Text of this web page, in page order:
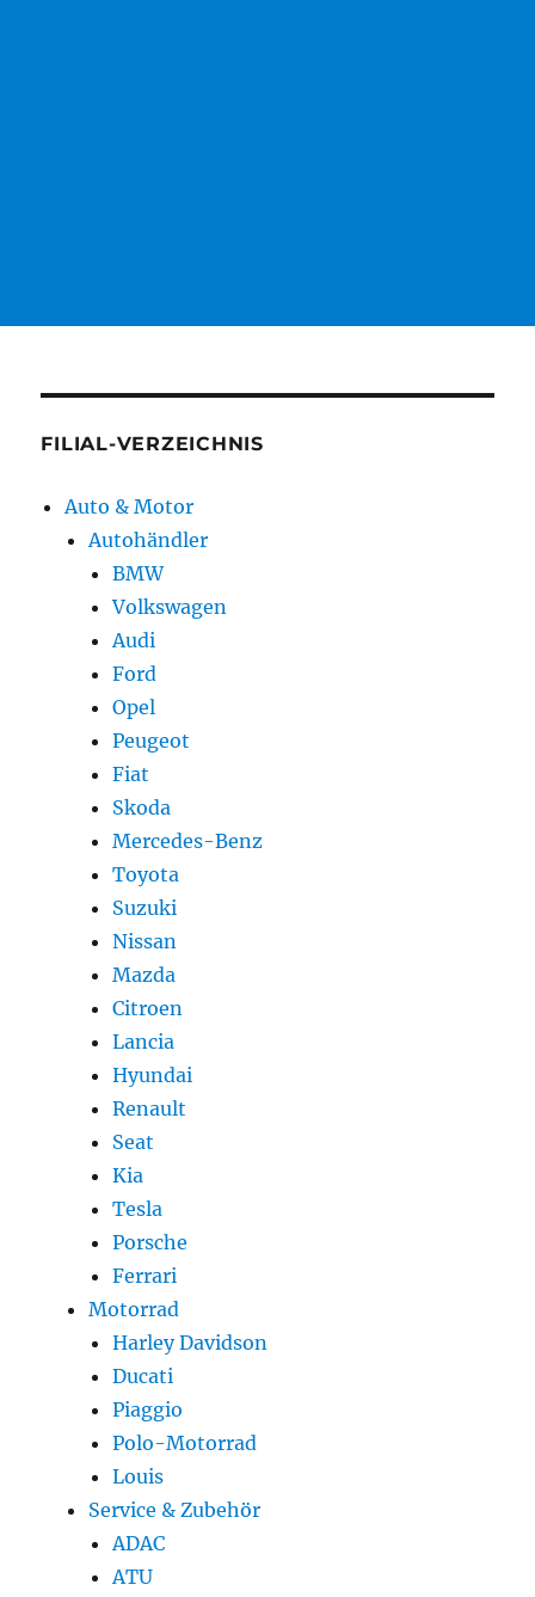
FILIAL-VERZEICHNIS
Auto & Motor
Autohändler
BMW
Volkswagen
Audi
Ford
Opel
Peugeot
Fiat
Skoda
Mercedes-Benz
Toyota
Suzuki
Nissan
Mazda
Citroen
Lancia
Hyundai
Renault
Seat
Kia
Tesla
Porsche
Ferrari
Motorrad
Harley Davidson
Ducati
Piaggio
Polo-Motorrad
Louis
Service & Zubehör
ADAC
ATU